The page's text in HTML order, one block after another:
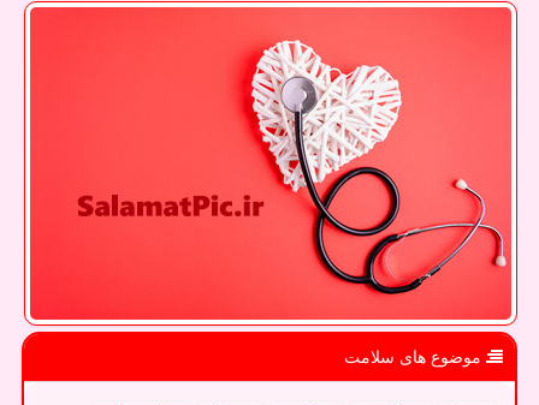
موضوع های سلامت